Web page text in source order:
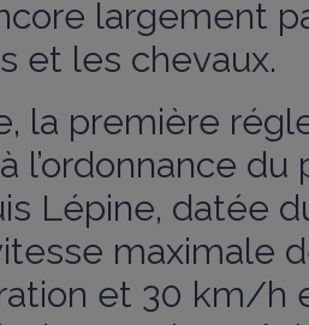
largement
et les chevaux.
la première
l’ordonnance
Lépine, datée
maximale
et 30 km/h